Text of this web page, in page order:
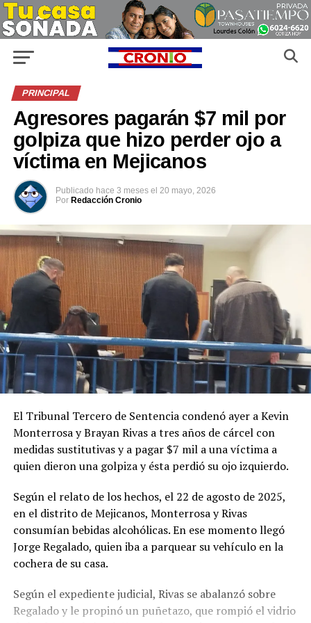
PRINCIPAL
Agresores pagarán $7 mil por
golpiza que hizo perder ojo a
víctima en Mejicanos
Publicado hace 3 meses el 20 mayo, 2026
Por Redacción Cronio
El Tribunal Tercero de Sentencia condenó ayer a Kevin
Monterrosa y Brayan Rivas a tres años de cárcel con
medidas sustitutivas y a pagar $7 mil a una víctima a
quien dieron una golpiza y ésta perdió su ojo izquierdo.
Según el relato de los hechos, el 22 de agosto de 2025,
en el distrito de Mejicanos, Monterrosa y Rivas
consumían bebidas alcohólicas. En ese momento llegó
Jorge Regalado, quien iba a parquear su vehículo en la
cochera de su casa.
Según el expediente judicial, Rivas se abalanzó sobre
Regalado y le propinó un puñetazo, que rompió el vidrio